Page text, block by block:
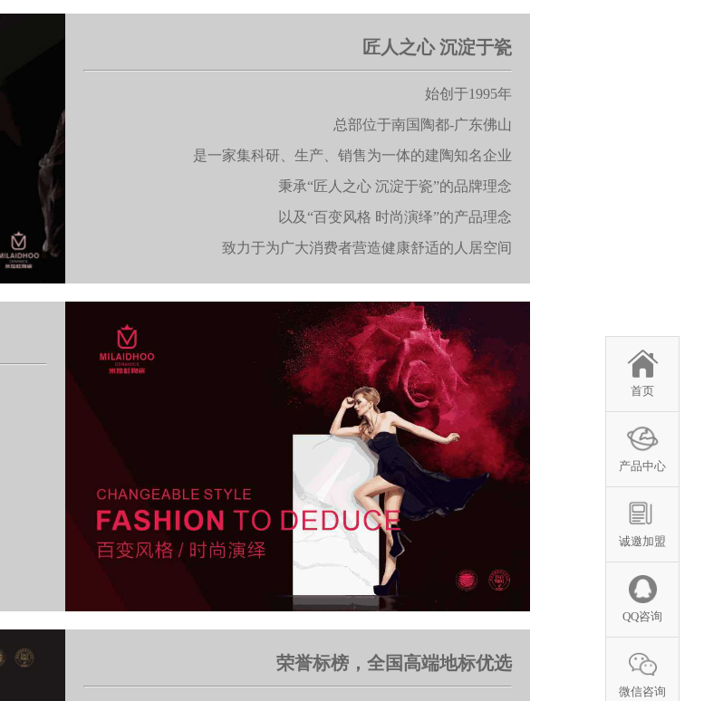
首页
产品中心
诚邀加盟
QQ咨询
微信咨询
匠人之心 沉淀于瓷
始创于1995年
总部位于南国陶都-广东佛山
是一家集科研、生产、销售为一体的建陶知名企业
秉承“匠人之心 沉淀于瓷”的品牌理念
以及“百变风格 时尚演绎”的产品理念
致力于为广大消费者营造健康舒适的人居空间
荣誉标榜，全国高端地标优选